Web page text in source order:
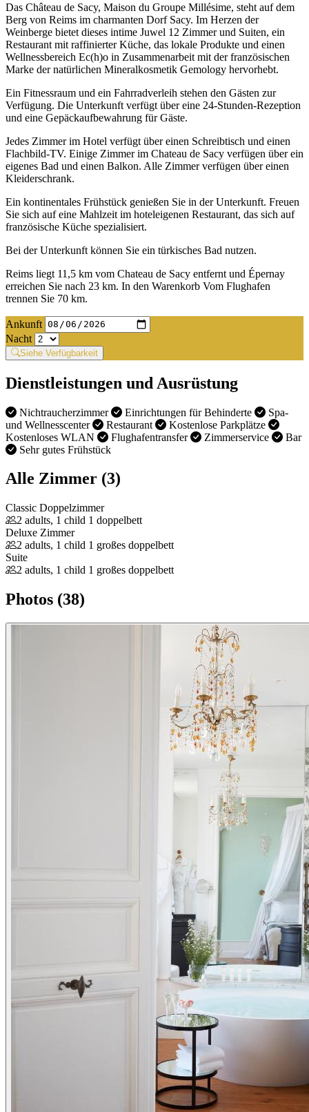
Das Château de Sacy, Maison du Groupe Millésime, steht auf dem
Berg von Reims im charmanten Dorf Sacy. Im Herzen der
Weinberge bietet dieses intime Juwel 12 Zimmer und Suiten, ein
Restaurant mit raffinierter Küche, das lokale Produkte und einen
Wellnessbereich Ec(h)o in Zusammenarbeit mit der französischen
Marke der natürlichen Mineralkosmetik Gemology hervorhebt.
Ein Fitnessraum und ein Fahrradverleih stehen den Gästen zur
Verfügung. Die Unterkunft verfügt über eine 24-Stunden-Rezeption
und eine Gepäckaufbewahrung für Gäste.
Jedes Zimmer im Hotel verfügt über einen Schreibtisch und einen
Flachbild-TV. Einige Zimmer im Chateau de Sacy verfügen über ein
eigenes Bad und einen Balkon. Alle Zimmer verfügen über einen
Kleiderschrank.
Ein kontinentales Frühstück genießen Sie in der Unterkunft. Freuen
Sie sich auf eine Mahlzeit im hoteleigenen Restaurant, das sich auf
französische Küche spezialisiert.
Bei der Unterkunft können Sie ein türkisches Bad nutzen.
Reims liegt 11,5 km vom Chateau de Sacy entfernt und Épernay
erreichen Sie nach 23 km. In den Warenkorb Vom Flughafen
trennen Sie 70 km.
Ankunft
Nacht
Siehe Verfügbarkeit
Dienstleistungen und Ausrüstung
Nichtraucherzimmer Einrichtungen für Behinderte
Spa-
und Wellnesscenter
Restaurant
Kostenlose Parkplätze
Kostenloses WLAN
Flughafentransfer Zimmerservice
Bar
Sehr gutes Frühstück
Alle Zimmer (3)
Classic Doppelzimmer
2 adults, 1 child 1 doppelbett
Deluxe Zimmer
2 adults, 1 child 1 großes doppelbett
Suite
2 adults, 1 child 1 großes doppelbett
Photos (38)